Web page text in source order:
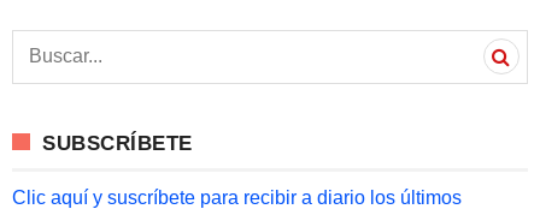
a
h
o
SUBSCRÍBETE
Clic aquí y suscríbete para recibir a diario los últimos